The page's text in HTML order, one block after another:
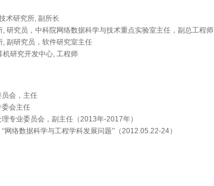
术研究所, 副所长
研究员，中科院网络数据科学与技术重点实验室主任，副总工程师
副研究员，软件研究室主任
研究开发中心, 工程师
会，主任
委会主任
专业委员会，副主任（2013年-2017年）
网络数据科学与工程学科发展问题”（2012.05.22-24）